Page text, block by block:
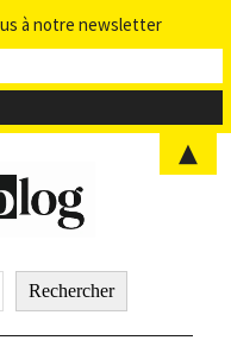
Rechercher
à notre newsletter
▲